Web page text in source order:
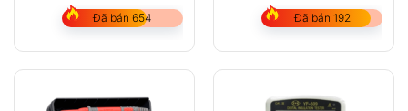
Đã bán 654 Đã bán 192